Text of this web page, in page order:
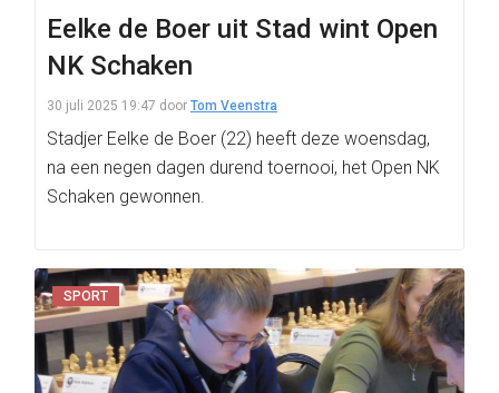
Eelke de Boer uit Stad wint Open
NK Schaken
30 juli 2025 19:47 door Tom Veenstra
Stadjer Eelke de Boer (22) heeft deze woensdag,
na een negen dagen durend toernooi, het Open NK
Schaken gewonnen.
SPORT